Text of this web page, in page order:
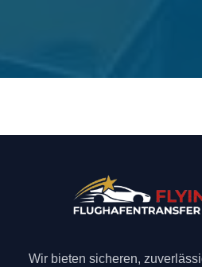
Wir bieten sicheren,